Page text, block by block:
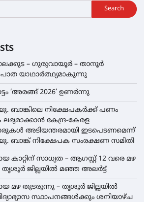
Search
– ഗുരുവായൂർ – താനൂർ
യാഥാർത്ഥ്യമാകുന്നു
‘അരങ്ങ് 2026’ ഉണർന്നു
ബാങ്കിലെ നിക്ഷേപകർക്ക് പണം
ലഭ്യമാക്കാൻ കേന്ദ്ര-കേരള
അടിയന്തരമായി ഇടപെടണമെന്ന്
ബാങ്ക് നിക്ഷേപക സംരക്ഷണ സമിതി
കാറ്റിന് സാധ്യത – ആഗസ്റ്റ് 12 വരെ മഴ
ജില്ലയിൽ മഞ്ഞ അലർട്ട്
മഴ തുടരുന്നു – തൃശൂർ ജില്ലയിൽ
സ്ഥാപനങ്ങൾക്കും ശനിയാഴ്ച